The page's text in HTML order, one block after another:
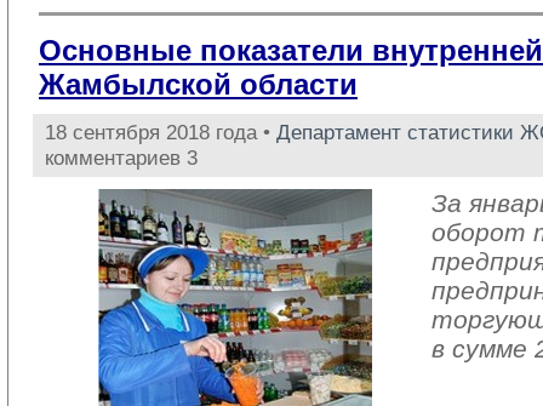
Основные показатели
Жамбылской области
18 сентября 2018 года • Департамент статистики
комментариев 3
За
оборот
в сумме